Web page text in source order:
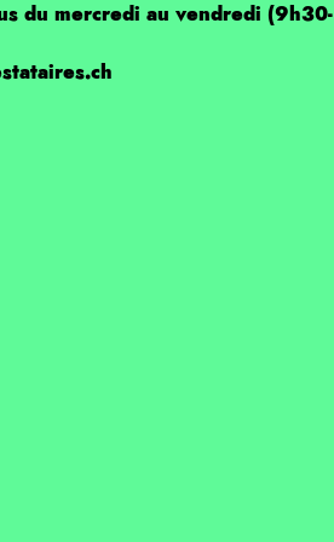
du mercredi au vendredi (9h30-